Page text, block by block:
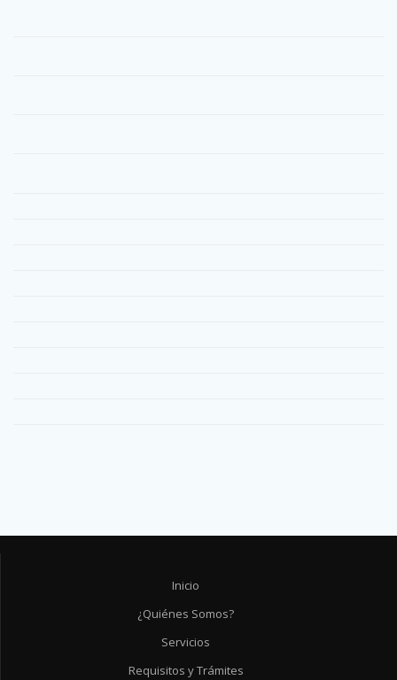
Inicio
¿Quiénes Somos?
Servicios
Requisitos y Trámites